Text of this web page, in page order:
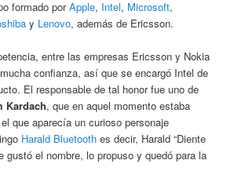
formado porApple, Intel, Microsoft,
y Lenovo, además de Ericsson.
entre las empresas Ericsson y Nokia
confianza, así que se encargó Intel de
El responsable de tal honor fue uno de
Kardach, que en aquel momento estaba
que aparecía un curioso personaje
Harald Bluetooth es decir, Harald “Diente
gustó el nombre, lo propuso y quedó para la